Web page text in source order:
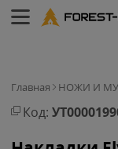
Главная НОЖИ И
Код: